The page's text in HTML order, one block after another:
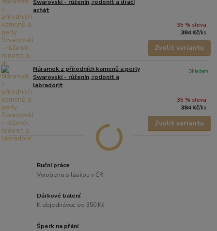
Swarovski - růženín, rodonit a dračí
achát
35 % sleva
384 Kč/ks
Zvolit variantu
Náramek z přírodních kamenů a perly
Swarovski - růženín, rodonit a
labradorit
35 % sleva
384 Kč/ks
Skladem
Zvolit variantu
Ruční práce
Vyrobeno s láskou v ČR
Dárkové balení
K objednávce od 350 Kč
Šperk na přání